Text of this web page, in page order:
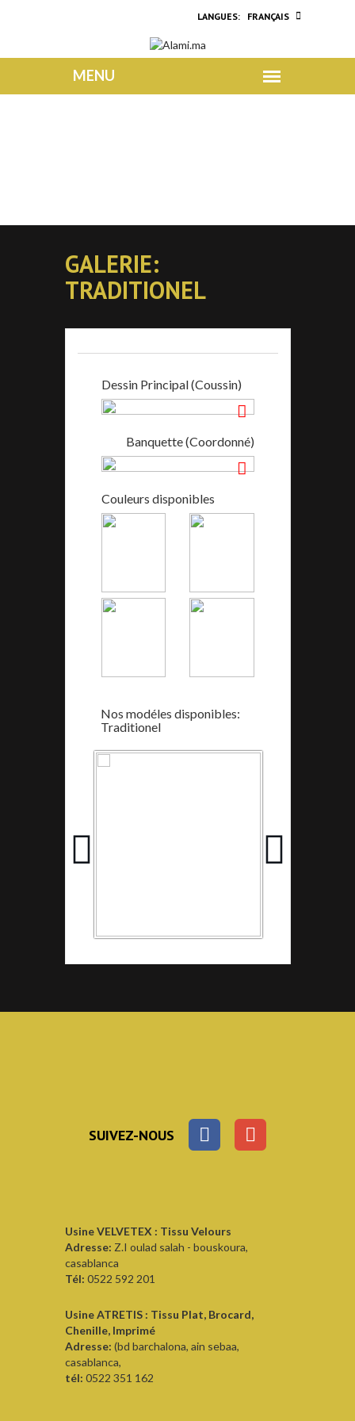
FRANÇAIS
GALERIE:
TRADITIONEL
Dessin Principal (Coussin)
Banquette (Coordonné)
Couleurs disponibles
Nos modéles disponibles:
Traditionel
SUIVEZ-NOUS
Usine VELVETEX : Tissu Velours
Adresse: Z.I oulad salah - bouskoura,
casablanca
Tél: 0522 592 201
Usine ATRETIS : Tissu Plat, Brocard,
Chenille, Imprimé
Adresse: (bd barchalona, ain sebaa,
casablanca,
tél: 0522 351 162